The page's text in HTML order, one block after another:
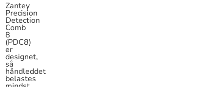
Zantey
Precision
Detection
Comb
8
(PDC8)
er
designet,
så
håndleddet
belastes